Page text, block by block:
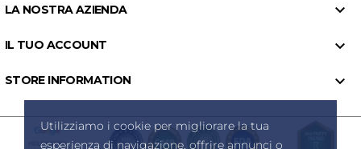
Utilizziamo i cookie per migliorare la tua
esperienza di navigazione, offrire annunci o
LA NOSTRA AZIENDA 
IL TUO ACCOUNT 
STORE INFORMATION 